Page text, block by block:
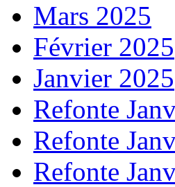
Mars 2025
Février 2025
Janvier 2025
Refonte
Refonte
Refonte